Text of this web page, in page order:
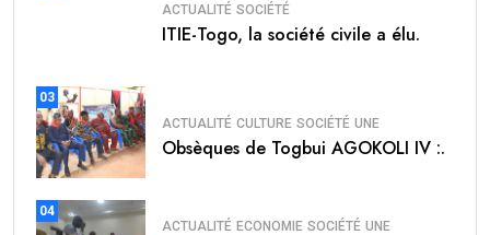
ACTUALITÉ SOCIÉTÉ
ITIE-Togo, la société civile a élu.
03
ACTUALITÉ CULTURE SOCIÉTÉ UNE
Obsèques de Togbui AGOKOLI IV :.
04
ACTUALITÉ ECONOMIE SOCIÉTÉ UNE